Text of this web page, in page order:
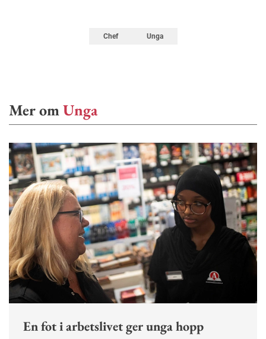
Chef Unga
Mer omUnga
En fot i arbetslivet ger unga hopp